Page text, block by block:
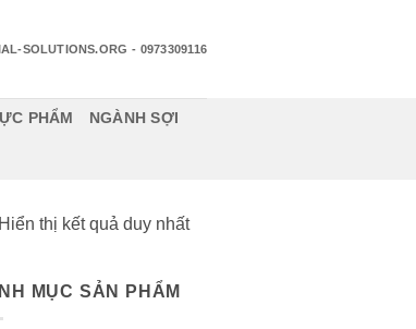
SOLUTIONS.ORG - 0973309116
PHẨM NGÀNH SỢI
Hiển thị kết quả duy nhất
MỤC SẢN PHẨM